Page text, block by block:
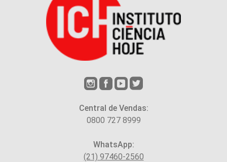
Central de Vendas:
0800 727 8999
WhatsApp:
(21) 97460-2560